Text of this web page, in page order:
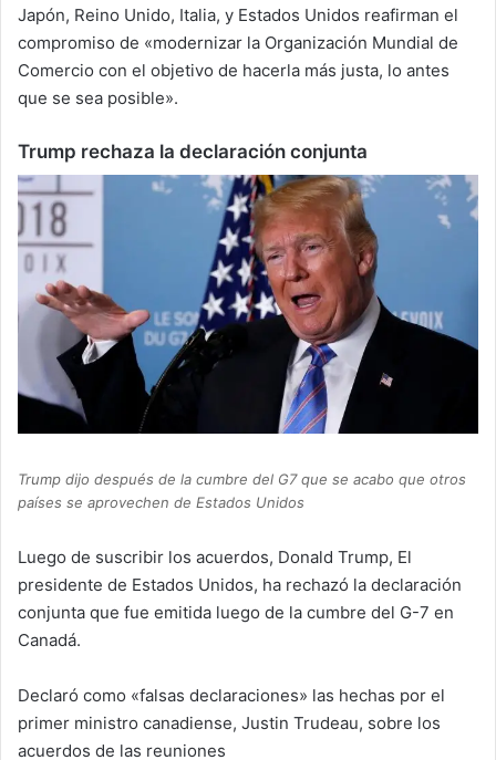
Japón, Reino Unido, Italia, y Estados Unidos reafirman el
compromiso de «modernizar la Organización Mundial de
Comercio con el objetivo de hacerla más justa, lo antes
que se sea posible».
Trump rechaza la declaración conjunta
Trump dijo después de la cumbre del G7 que se acabo que otros
países se aprovechen de Estados Unidos
Luego de suscribir los acuerdos, Donald Trump, El
presidente de Estados Unidos, ha rechazó la declaración
conjunta que fue emitida luego de la cumbre del G-7 en
Canadá.
Declaró como «falsas declaraciones» las hechas por el
primer ministro canadiense, Justin Trudeau, sobre los
acuerdos de las reuniones